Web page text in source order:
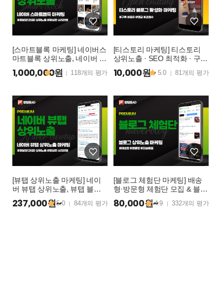
[스마트블록 마케팅] 네이버스
마트블록 상위노출, 네이버 에
어서치 상위노출 월보장 마케
팅
1,000,000원
4.9 | 118개의 평가
[티스토리 마케팅] 티스토리
상위노출 · SEO 최적화 · 구독
·공감·조회수 활성화 마케팅
10,000원~5.0 | 81개의 평가
[뷰탭 상위노출 마케팅] 네이
버 뷰탭 상위노출, 뷰탭 블로
그 상위노출, 뷰탭 카페 상위
노출 월보장 마케팅
237,000원~
5.0 | 84개의 평가
[블로그 체험단 마케팅] 배송
형·방문형 체험단 모집 & 블로
그 기자단 대량배포 상위노출
운영
80,000원~4.9 | 332개의 평가